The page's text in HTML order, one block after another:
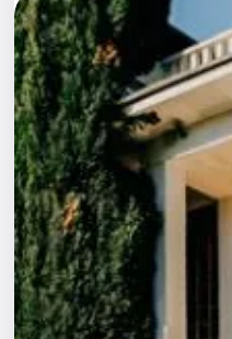
Выставки
Квесты
Экскурсии
Спорт
События
Города